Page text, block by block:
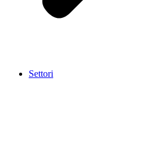
Settori